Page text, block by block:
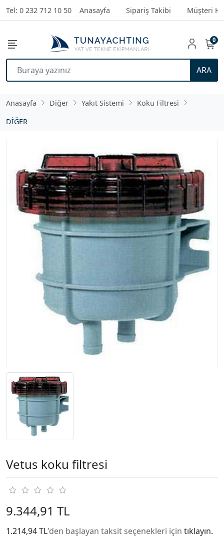
Tel: 0 232 712 10 50 Anasayfa Sipariş Takibi Müşteri
ARA
0
Anasayfa Diğer Yakıt Sistemi
Koku Filtresi
DİĞER
Vetus koku filtresi
9.344,91 TL
1.214,94 TL'den başlayan taksit seçenekleri için tıklayın.